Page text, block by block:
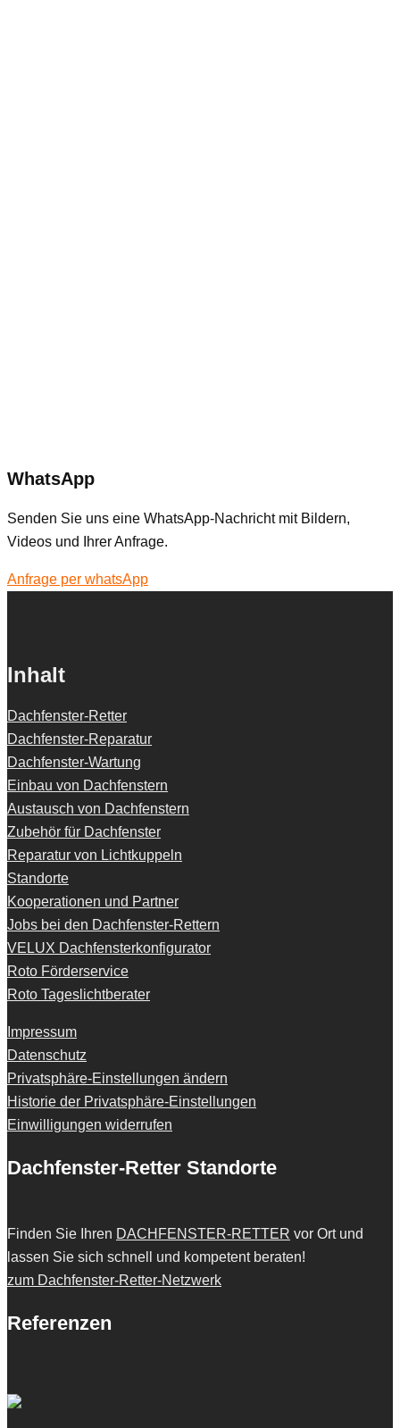
WhatsApp
Senden Sie uns eine WhatsApp-Nachricht mit Bildern,
Videos und Ihrer Anfrage.
Anfrage per whatsApp
Inhalt
Dachfenster-Retter
Dachfenster-Reparatur
Dachfenster-Wartung
Einbau von Dachfenstern
Austausch von Dachfenstern
Zubehör für Dachfenster
Reparatur von Lichtkuppeln
Standorte
Kooperationen und Partner
Jobs bei den Dachfenster-Rettern
VELUX Dachfensterkonfigurator
Roto Förderservice
Roto Tageslichtberater
Impressum
Datenschutz
Privatsphäre-Einstellungen ändern
Historie der Privatsphäre-Einstellungen
Einwilligungen widerrufen
Dachfenster-Retter Standorte
Finden Sie Ihren DACHFENSTER-RETTER vor Ort und
lassen Sie sich schnell und kompetent beraten!
zum Dachfenster-Retter-Netzwerk
Referenzen